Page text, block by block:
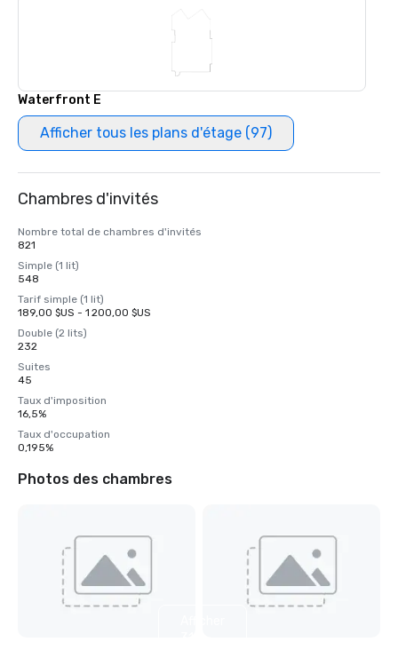
Waterfront E
Afficher tous les plans d'étage (97)
Chambres d'invités
Nombre total de chambres d'invités
821
Simple (1 lit)
548
Tarif simple (1 lit)
189,00 $US - 1 200,00 $US
Double (2 lits)
232
Suites
45
Taux d'imposition
16,5%
Taux d'occupation
0,195%
Photos des chambres